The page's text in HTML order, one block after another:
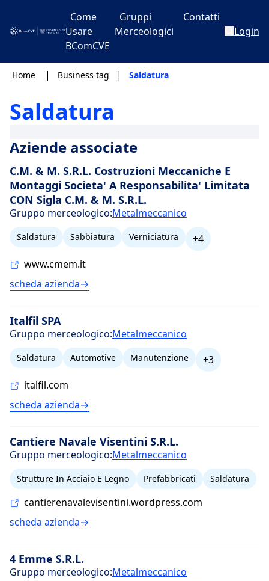
Come
Usare
BComCVE
Gruppi
Merceologici
Contatti
Login
Home | Business tag | Saldatura
Saldatura
Aziende associate
C.M. & M. S.R.L. Costruzioni Meccaniche E
Montaggi Societa' A Responsabilita' Limitata
CON Sigla C.M. & M. S.R.L.
Gruppo merceologico:Metalmeccanico
Saldatura Sabbiatura Verniciatura
+4
www.cmem.it
scheda azienda
Italfil SPA
Gruppo merceologico:Metalmeccanico
Saldatura Automotive Manutenzione
+3
italfil.com
scheda azienda
Cantiere Navale Visentini S.R.L.
Gruppo merceologico:Metalmeccanico
Strutture In Acciaio E Legno Prefabbricati Saldatura
cantierenavalevisentini.wordpress.com
scheda azienda
4 Emme S.R.L.
Gruppo merceologico:Metalmeccanico